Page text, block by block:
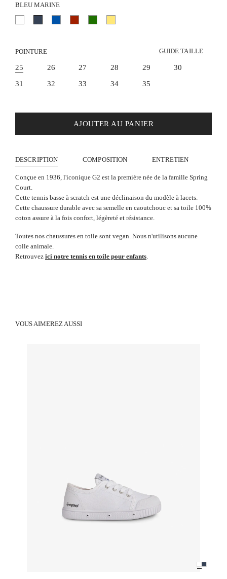
BLEU MARINE
POINTURE
25 26 27 28 29
30
31
32 33 34 35
GUIDE TAILLE
AJOUTER AU PANIER
DESCRIPTION COMPOSITION ENTRETIEN
Conçue en 1936, l'iconique G2 est la première née de la famille Spring
Court.
Cette tennis basse à scratch est une déclinaison du modèle à lacets.
Cette chaussure durable avec sa semelle en caoutchouc et sa toile 100%
coton assure à la fois confort, légèreté et résistance.
Toutes nos chaussures en toile sont vegan. Nous n'utilisons aucune
colle animale.
Retrouvez ici notre tennis en toile pour enfants
VOUS AIMEREZ AUSSI